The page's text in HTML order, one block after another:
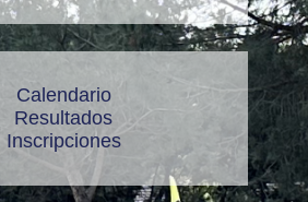
Calendario
Resultados
Inscripciones